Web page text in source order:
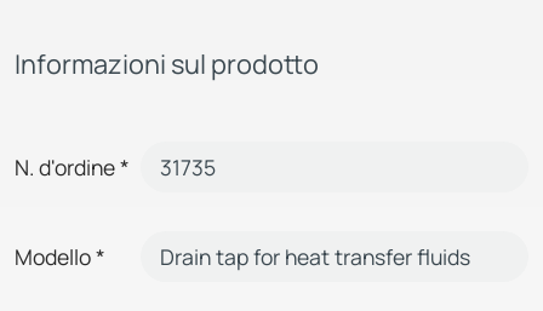
Informazioni sul prodotto
N. d'ordine*
Modello*